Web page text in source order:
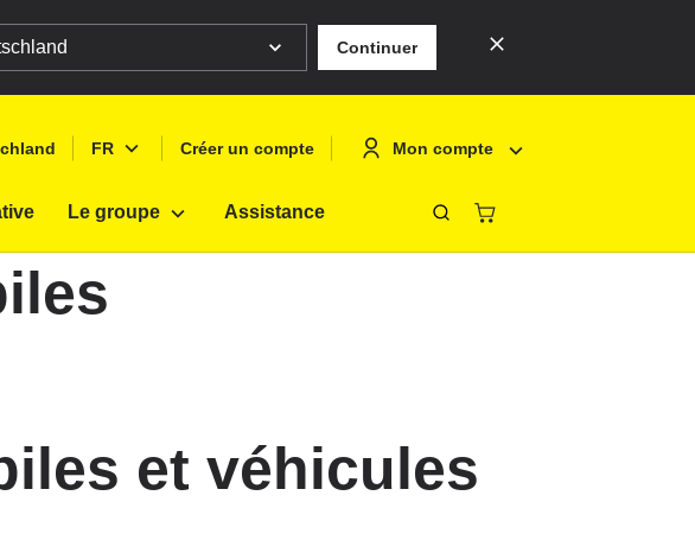
Continuer
FR Créer un compte Mon compte
Le groupe Assistance
et véhicules